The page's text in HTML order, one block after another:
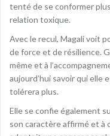
tenté de se conformer
relation toxique.
Avec le recul, Magali voit
de force et de résilience.
même et à
aujourd’hui savoir qui elle
tolérera plus.
Elle se confie également
son caractère affirmé et à